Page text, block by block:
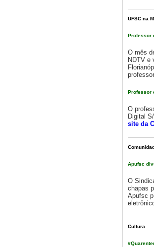
UFSC na
Professor
O mês
NDTV e
Professor
O
Digital
site da
Apufsc
O
chapas
Apufsc
Cultura